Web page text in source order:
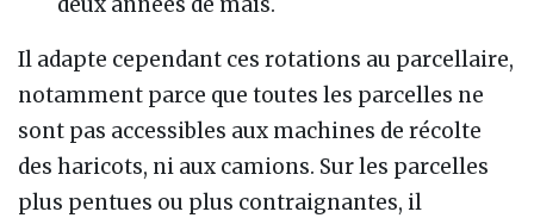
Il adapte cependant ces rotations au parcellaire,
notamment parce que toutes les parcelles ne
sont pas accessibles aux machines de récolte
des haricots, ni aux camions. Sur les parcelles
plus pentues ou plus contraignantes, il